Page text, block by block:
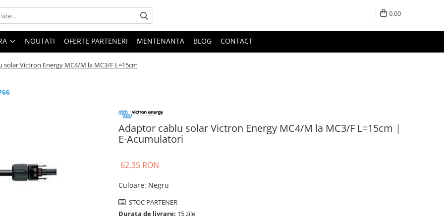
0,00
NOUTATI OFERTE PARTENERI MENTENANTA BLOG CONTACT
solar Victron Energy MC4/M la MC3/F L=15cm
Adaptor cablu solar Victron Energy MC4/M la MC3/F L=15cm |
E-Acumulatori
62,35 RON
Culoare: Negru
STOC PARTENER
Durata de livrare: 15 zile